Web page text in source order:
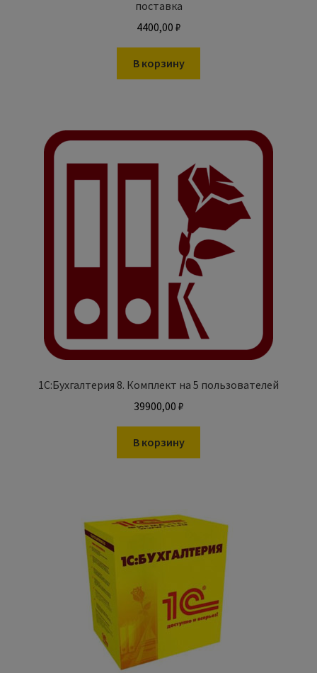
поставка
4400,00 ₽
В корзину
1С:Бухгалтерия 8. Комплект на 5 пользователей
39900,00 ₽
В корзину